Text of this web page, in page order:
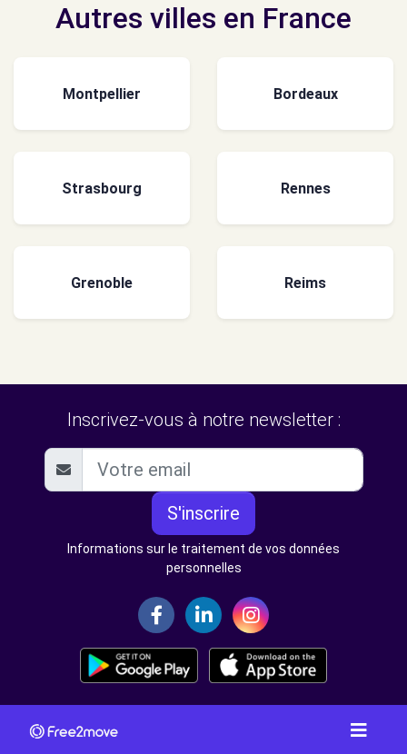
Autres villes en France
Montpellier Bordeaux
Strasbourg Rennes
Grenoble Reims
Inscrivez-vous à notre newsletter :
S'inscrire
Informations sur le traitement de vos données
personnelles